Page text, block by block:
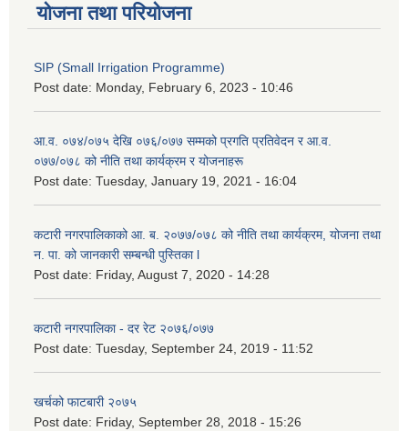
योजना तथा परियोजना
SIP (Small Irrigation Programme)
Post date: Monday, February 6, 2023 - 10:46
आ.व. ०७४/०७५ देखि ०७६/०७७ सम्मको प्रगति प्रतिवेदन र आ.व.
०७७/०७८ को नीति तथा कार्यक्रम र योजनाहरू
Post date: Tuesday, January 19, 2021 - 16:04
कटारी नगरपालिकाको आ. ब. २०७७/०७८ को नीति तथा कार्यक्रम, योजना तथा
न. पा. को जानकारी सम्बन्धी पुस्तिका l
Post date: Friday, August 7, 2020 - 14:28
कटारी नगरपालिका - दर रेट २०७६/०७७
Post date: Tuesday, September 24, 2019 - 11:52
खर्चको फाटबारी २०७५
Post date: Friday, September 28, 2018 - 15:26